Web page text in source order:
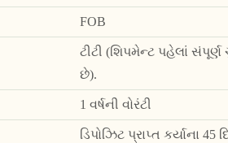
FOB
ટીટી (શિપમેન્ટ પહેલાં
છે).
1 વર્ષની વોરંટી
ડિપોઝિટ પ્રાપ્ત કર્યાના